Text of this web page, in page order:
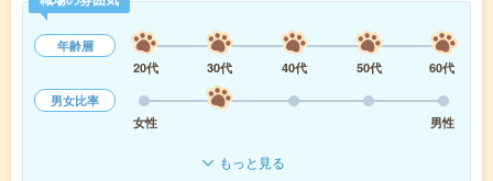
年齢層
20代
30代 40代 50代
60代
男女比率
女性
男性
もっと見る